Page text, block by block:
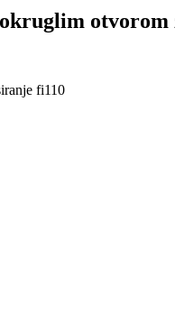
otvorom
fi110